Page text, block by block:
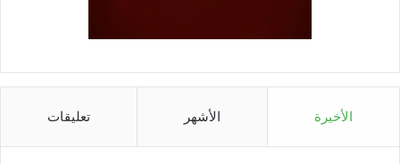
الأخيرة الأشهر تعليقات